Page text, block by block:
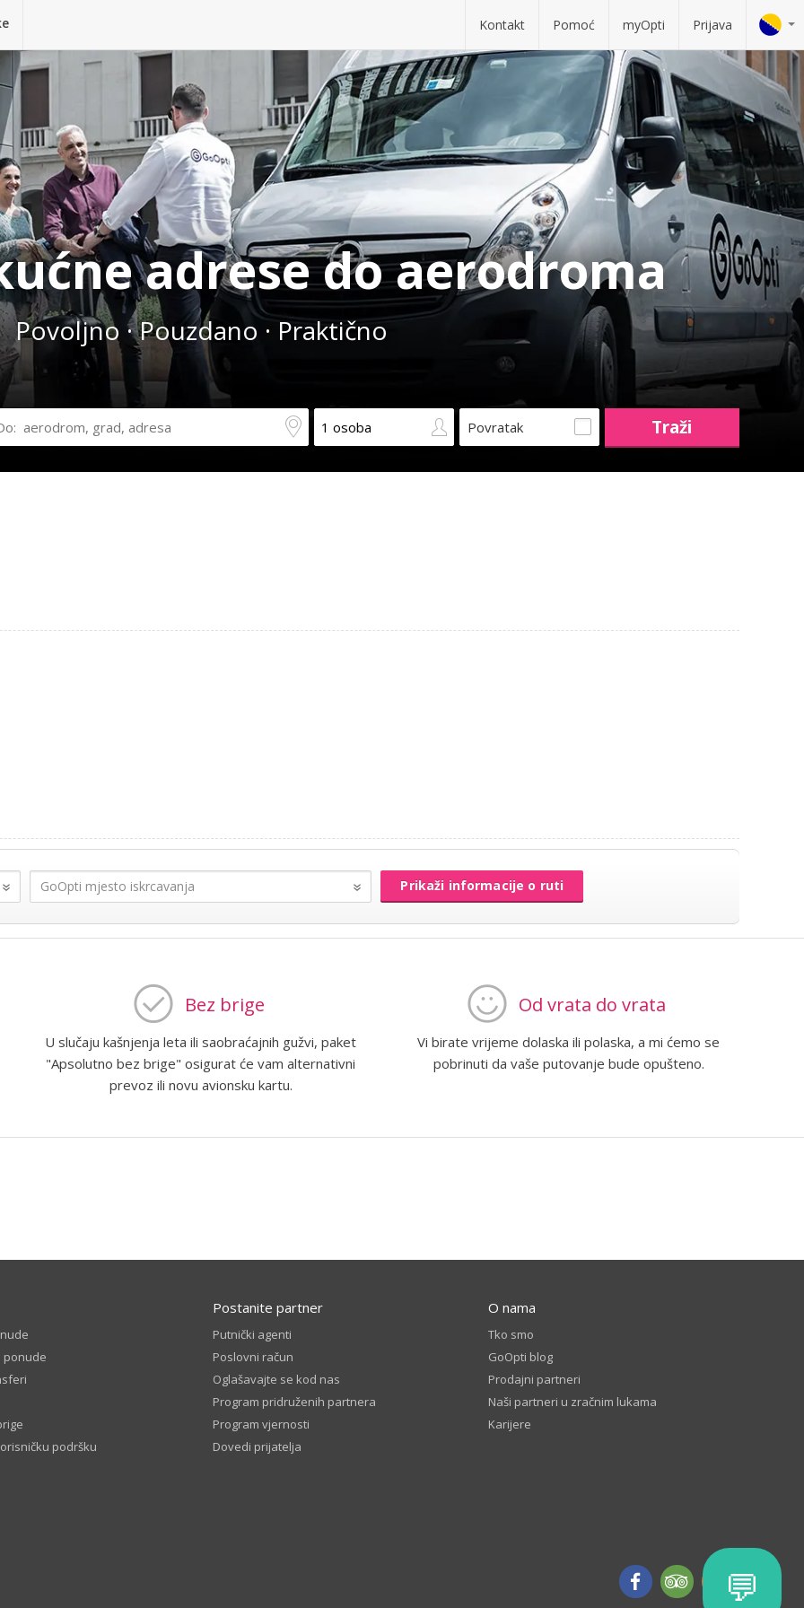
Kontakt Pomoć myOpti Prijava
adrese do aerodroma
Povoljno · Pouzdano · Praktično
Povratak
Prikaži informacije o ruti
Bez brige
U slučaju kašnjenja leta ili saobraćajnih gužvi, paket
"Apsolutno bez brige" osigurat će vam alternativni
prevoz ili novu avionsku kartu.
Od vrata do vrata
Vi birate vrijeme dolaska ili polaska, a mi ćemo se
pobrinuti da vaše putovanje bude opušteno.
ponude
podršku
Postanite partner
Putnički agenti
Poslovni račun
Oglašavajte se kod nas
Program pridruženih partnera
Program vjernosti
Dovedi prijatelja
O nama
Tko smo
GoOpti blog
Prodajni partneri
Naši partneri u zračnim lukama
Karijere
💬